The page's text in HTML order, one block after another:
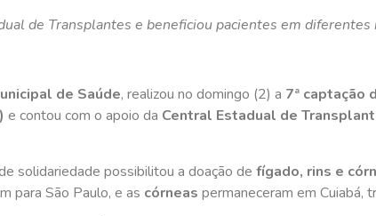
de Transplantes e beneficiou pacientes em diferentes
de Saúde, realizou no domingo (2) a 7ª captação
e contou com o apoio da Central Estadual de
solidariedade possibilitou a doação de fígado, rins e
para São Paulo, e as córneas permaneceram em Cuiabá,